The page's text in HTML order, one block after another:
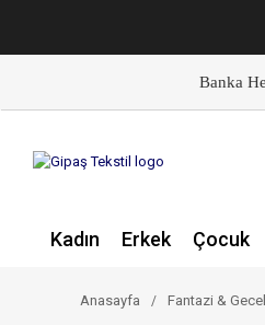
Banka
Kadın Erkek Çocuk
Anasayfa Fantazi &